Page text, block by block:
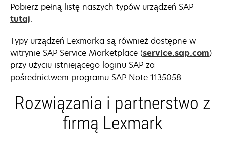
Pobierz pełną listę naszych typów urządzeń SAP
tutaj.
Typy urządzeń Lexmarka są również dostępne w
witrynie SAP Service Marketplace (service.sap.com
tab
)
przy użyciu istniejącego loginu SAP za
pośrednictwem programu SAP Note 1135058.
Rozwiązania i partnerstwo z
firmą Lexmark